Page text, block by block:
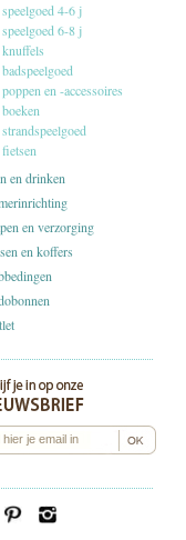
speelgoed 4-6 j
speelgoed 6-8 j
knuffels
badspeelgoed
poppen en -accessoires
boeken
strandspeelgoed
fietsen
en drinken
en verzorging
en koffers